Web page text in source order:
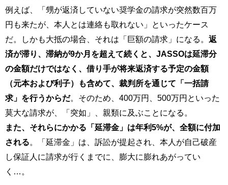
例えば、「甥が返済していない奨学金の請求が突然数百万
円も来たが、本人とは連絡も取れない」といったケース
だ。しかも大抵の場合、それは「巨額の請求」になる。 返
済が滞り、滞納が9か月を超えて続くと、JASSOは延滞分
の金額だけではなく、借り手が将来返済する予定の金額
（元本および利子）も含めて、裁判所を通じて「一括請
求」を行うからだ。そのため、400万円、500万円といった
莫大な請求が、「突如」、親類に及ぶことになる。
また、それらにかかる「延滞金」は年利5%が、全額に付加
される 。「延滞金」は、訴訟が提起され、本人が自己破産
し保証人に請求が行くまでに、膨大に膨れあがってい
く…。